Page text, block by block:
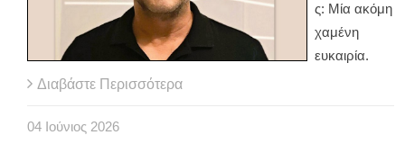
ς: Μία ακόμη
χαμένη
ευκαιρία.
Διαβάστε Περισσότερα
04 Ιούνιος 2026